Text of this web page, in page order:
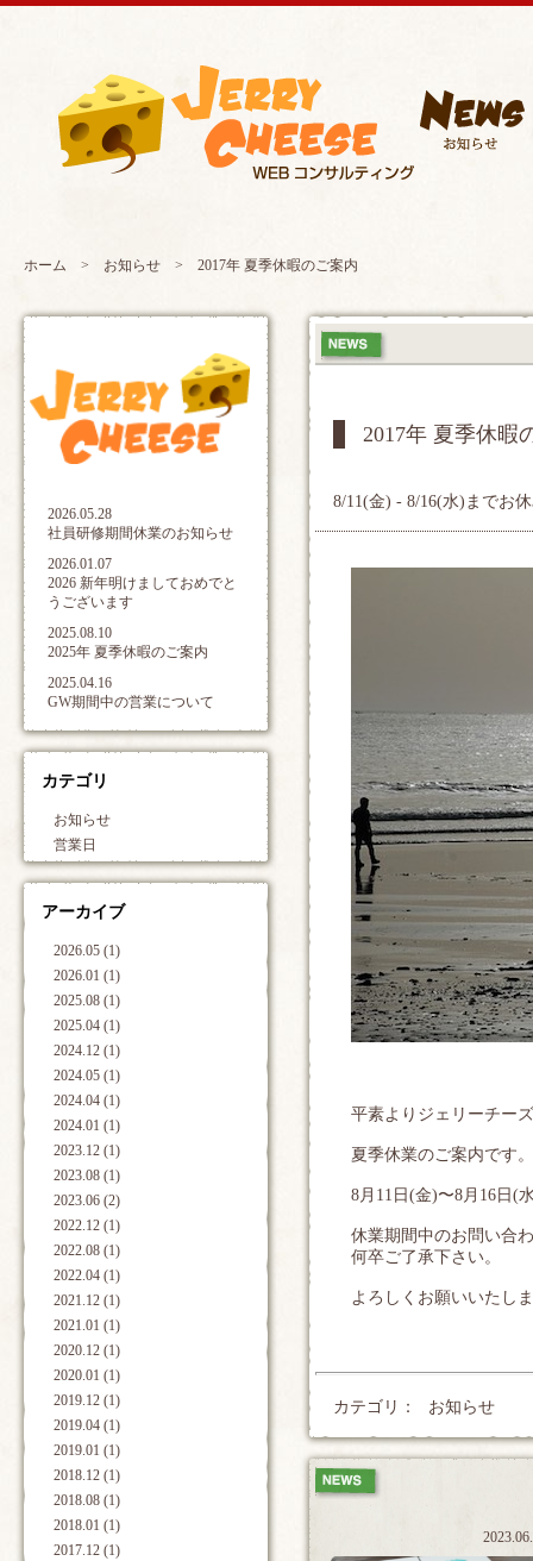
ホーム > お知らせ> 2017年 夏季休暇のご案内
2026.05.28
社員研修期間休業のお知らせ
2026.01.07
2026 新年明けましておめでと
うございます
2025.08.10
2025年 夏季休暇のご案内
2025.04.16
GW期間中の営業について
カテゴリ
お知らせ
営業日
アーカイブ
2026.05 (1)
2026.01 (1)
2025.08 (1)
2025.04 (1)
2024.12 (1)
2024.05 (1)
2024.04 (1)
2024.01 (1)
2023.12 (1)
2023.08 (1)
2023.06 (2)
2022.12 (1)
2022.08 (1)
2022.04 (1)
2021.12 (1)
2021.01 (1)
2020.12 (1)
2020.01 (1)
2019.12 (1)
2019.04 (1)
2019.01 (1)
2018.12 (1)
2018.08 (1)
2018.01 (1)
2017.12 (1)
2017年 夏季休暇
8/11(金) - 8/16(水)までお
平素よりジェリーチー
夏季休業のご案内です
8月11日(金)〜8月16日(
休業期間中のお問い合
何卒ご了承下さい。
よろしくお願いいたし
カテゴリ： お知らせ